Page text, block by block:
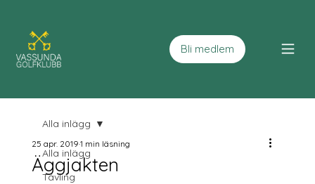
Bli medlem
Alla inlägg
Tävling
Alla inlägg
Äggjakten
25 apr. 20191 min läsning